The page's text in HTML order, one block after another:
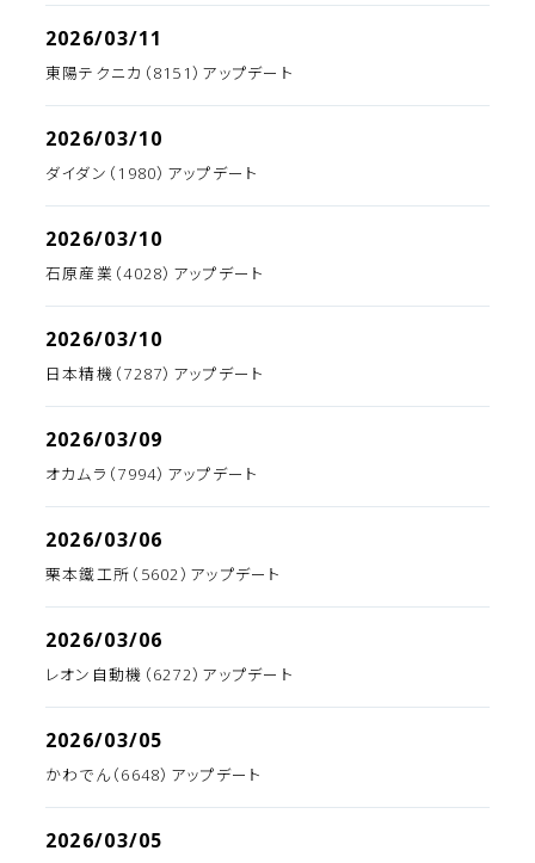
2026/03/11
東陽テクニカ（8151）アップデート
2026/03/10
ダイダン（1980）アップデート
2026/03/10
石原産業（4028）アップデート
2026/03/10
日本精機（7287）アップデート
2026/03/09
オカムラ（7994）アップデート
2026/03/06
栗本鐵工所（5602）アップデート
2026/03/06
レオン自動機（6272）アップデート
2026/03/05
かわでん（6648）アップデート
2026/03/05